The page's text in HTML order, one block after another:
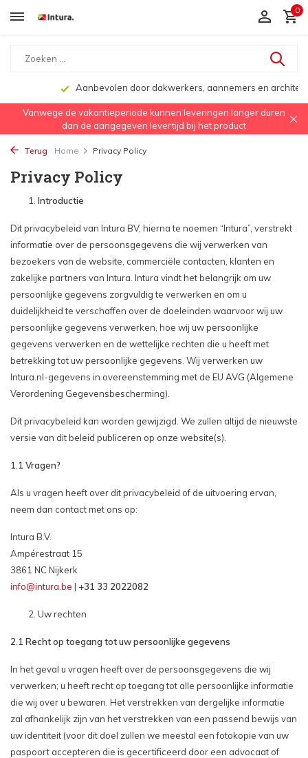
0
Aanbevolen door dakwerkers, aannemers en architecten
Vanwege de vakantieperiode kunnen leveringen langer duren
dan de aangegeven levertijd bij het product
Terug Home Privacy Policy
Privacy Policy
Introductie
Dit privacybeleid van Intura BV, hierna te noemen “Intura”, verstrekt
informatie over de persoonsgegevens die wij verwerken van
bezoekers van de website, commerciële contacten, klanten en
zakelijke partners van Intura. Intura vindt het belangrijk om uw
persoonlijke gegevens zorgvuldig te verwerken en om u
duidelijkheid te verschaffen over de doeleinden waarvoor wij uw
persoonlijke gegevens verwerken, hoe wij uw persoonlijke
gegevens verwerken en de wettelijke rechten die u heeft met
betrekking tot uw persoonlijke gegevens. Wij verwerken uw
Intura.nl-gegevens in overeenstemming met de EU AVG (Algemene
Verordening Gegevensbescherming).
Dit privacybeleid kan worden gewijzigd. We zullen altijd de nieuwste
versie van dit beleid publiceren op onze website(s).
1.1 Vragen?
Als u vragen heeft over dit privacybeleid of de uitvoering ervan,
neem dan contact met ons op:
Intura B.V.
Ampérestraat 15
3861 NC Nijkerk
info@intura.be | +31 33 2022082
Uw rechten
2.1 Recht op toegang tot uw persoonlijke gegevens
In het geval u vragen heeft over de persoonsgegevens die wij
verwerken; u heeft recht op toegang tot alle persoonlijke informatie
die wij over u bewaren. Het verstrekken van dergelijke informatie
zal afhankelijk zijn van het verstrekken van een passend bewijs van
uw identiteit (voor dit doel zullen we meestal een fotokopie van uw
paspoort accepteren die is gecertificeerd door een advocaat of